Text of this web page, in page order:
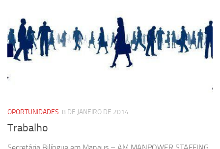
OPORTUNIDADES 8 DE JANEIRO DE 2014
Trabalho